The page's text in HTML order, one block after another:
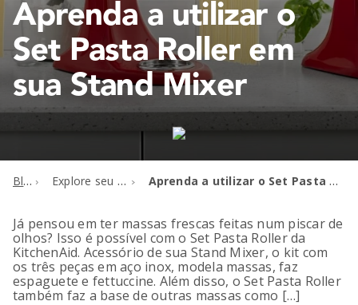
Aprenda a utilizar o
Set Pasta Roller em
sua Stand Mixer
Blog Explore seu KitchenAid Aprenda a utilizar o Set Pasta Roller em sua Stand Mixer
Já pensou em ter massas frescas feitas num piscar de
olhos? Isso é possível com o Set Pasta Roller da
KitchenAid. Acessório de sua Stand Mixer, o kit com
os três peças em aço inox, modela massas, faz
espaguete e fettuccine. Além disso, o Set Pasta Roller
também faz a base de outras massas como […]